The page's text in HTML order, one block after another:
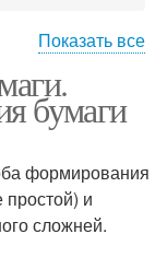
с детьми
в садик
Показать все
бумаги
формирования
простой) и
сложней.